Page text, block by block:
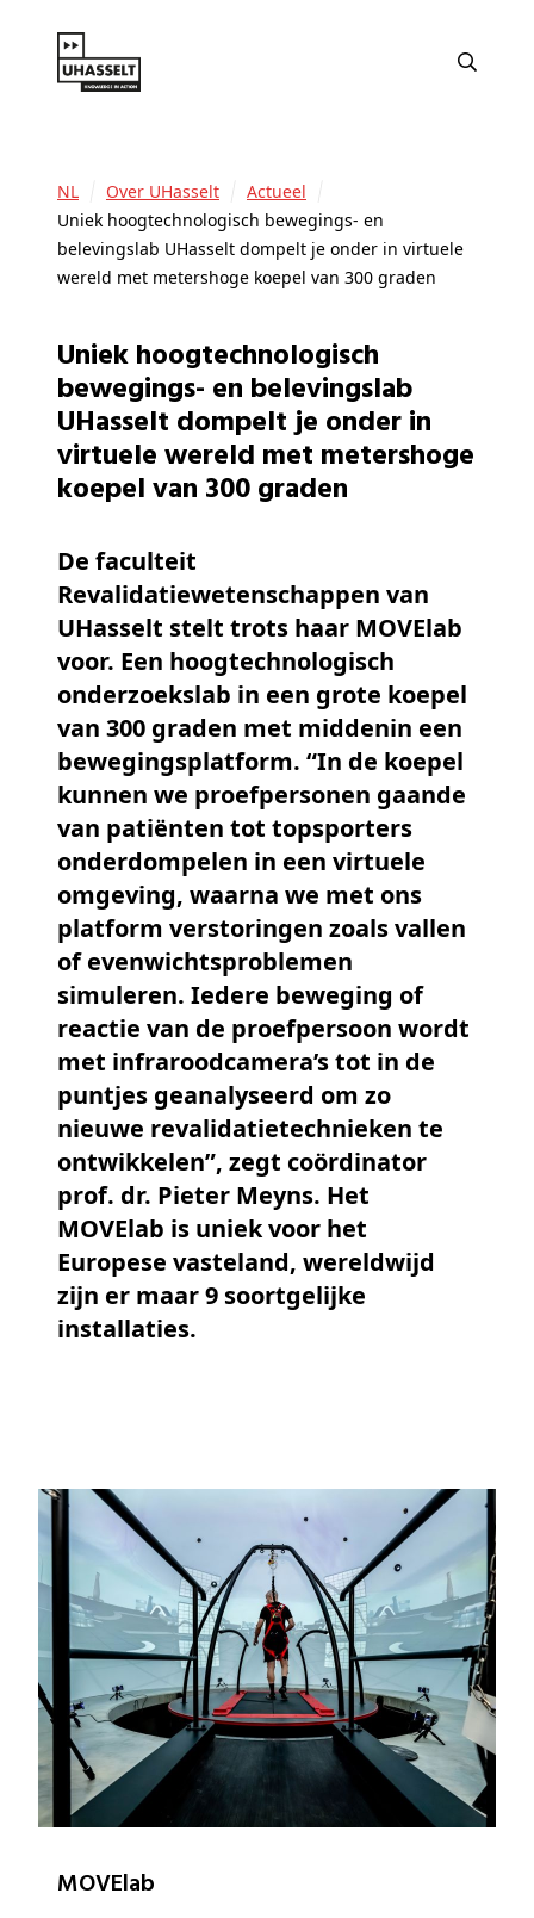
NL Over UHasselt
Actueel
Uniek hoogtechnologisch bewegings- en
belevingslab UHasselt dompelt je onder in virtuele
wereld met metershoge koepel van 300 graden
Uniek hoogtechnologisch
bewegings- en belevingslab
UHasselt dompelt je onder in
virtuele wereld met metershoge
koepel van 300 graden
De faculteit
Revalidatiewetenschappen van
UHasselt stelt trots haar MOVElab
voor. Een hoogtechnologisch
onderzoekslab in een grote koepel
van 300 graden met middenin een
bewegingsplatform. “In de koepel
kunnen we proefpersonen gaande
van patiënten tot topsporters
onderdompelen in een virtuele
omgeving, waarna we met ons
platform verstoringen zoals vallen
of evenwichtsproblemen
simuleren. Iedere beweging of
reactie van de proefpersoon wordt
met infraroodcamera’s tot in de
puntjes geanalyseerd om zo
nieuwe revalidatietechnieken te
ontwikkelen”, zegt coördinator
prof. dr. Pieter Meyns. Het
MOVElab is uniek voor het
Europese vasteland, wereldwijd
zijn er maar 9 soortgelijke
installaties.
MOVElab